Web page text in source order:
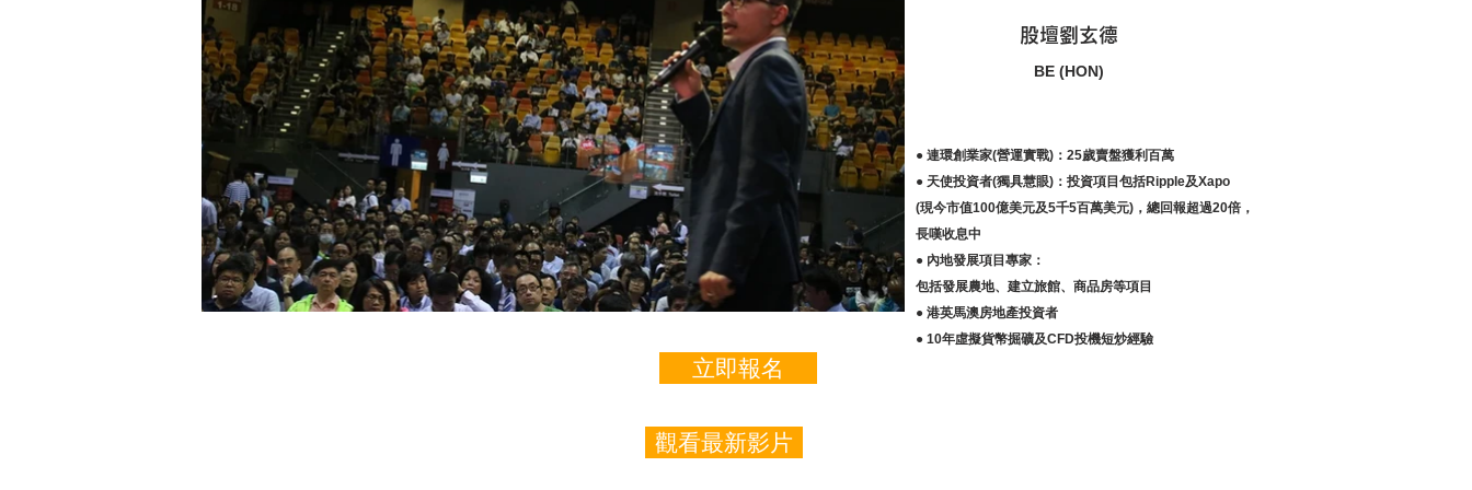
股壇劉玄德
BE (HON)
● 連環創業家(營運實戰)：25歲賣盤獲利百萬
● 天使投資者(獨具慧眼)：投資項目包括Ripple及Xapo
(現今市值100億美元及5千5百萬美元)，總回報超過20倍，
長嘆收息中
● 內地發展項目專家：
包括發展農地、建立旅館、商品房等項目
● 港英馬澳房地產投資者
● 10年虛擬貨幣掘礦及CFD投機短炒經驗
立即報名
觀看最新影片